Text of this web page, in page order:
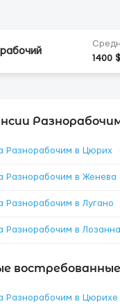
1400 $
Разнорабочим в Цюрих
Разнорабочим в Женева
Разнорабочим в Лугано
Разнорабочим в Лозанна
Разнорабочим в Цюрихе